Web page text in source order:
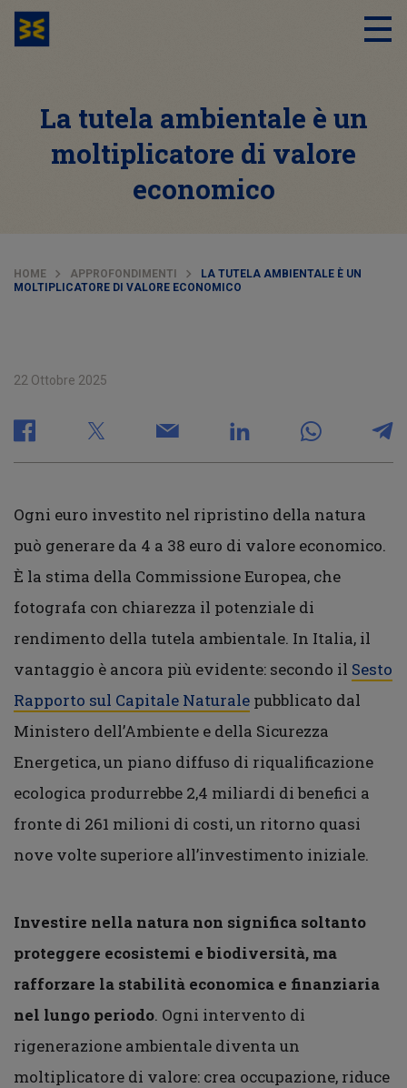
La tutela ambientale è un
moltiplicatore di valore
economico
HOME APPROFONDIMENTI
LA TUTELA AMBIENTALE È UN
MOLTIPLICATORE DI VALORE ECONOMICO
22 Ottobre 2025
Ogni euro investito nel ripristino della natura
può generare da 4 a 38 euro di valore economico.
È la stima della Commissione Europea, che
fotografa con chiarezza il potenziale di
rendimento della tutela ambientale. In Italia, il
vantaggio è ancora più evidente: secondo il Sesto
Rapporto sul Capitale Naturale pubblicato dal
Ministero dell’Ambiente e della Sicurezza
Energetica, un piano diffuso di riqualificazione
ecologica produrrebbe 2,4 miliardi di benefici a
fronte di 261 milioni di costi, un ritorno quasi
nove volte superiore all’investimento iniziale.
Investire nella natura non significa soltanto
proteggere ecosistemi e biodiversità, ma
rafforzare la stabilità economica e finanziaria
nel lungo periodo. Ogni intervento di
rigenerazione ambientale diventa un
moltiplicatore di valore: crea occupazione, riduce